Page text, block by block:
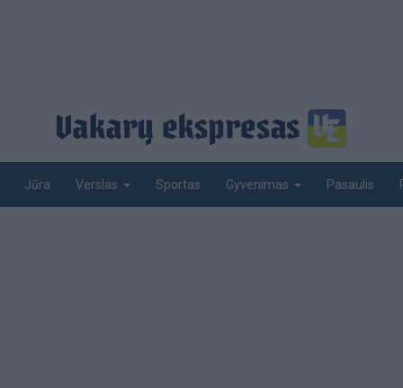
Jūra Verslas Sportas Gyvenimas Pasaulis